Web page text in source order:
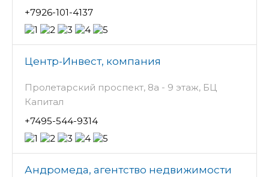
+7926-101-4137
Центр-Инвест, компания
Пролетарский проспект, 8а - 9 этаж, БЦ
Капитал
+7495-544-9314
Андромеда, агентство недвижимости